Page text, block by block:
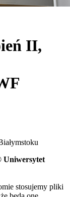
II,
Uniwersytet
stosujemy pliki